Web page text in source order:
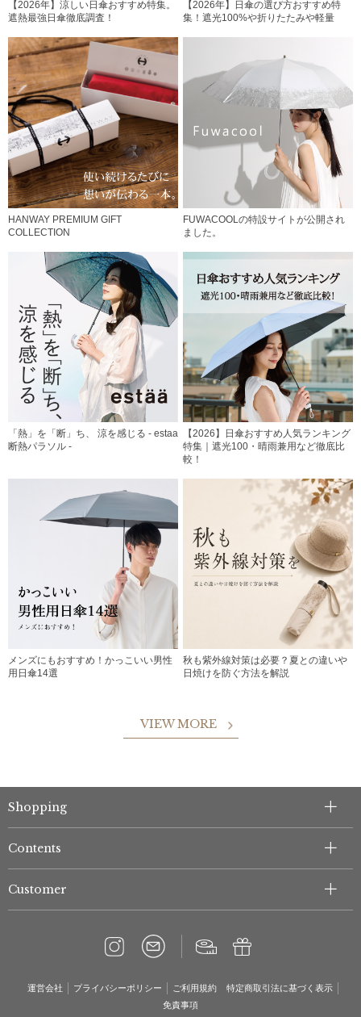
【2026年】涼しい日傘おすすめ特集。
遮熱最強日傘徹底調査！
【2026年】日傘の選び方おすすめ特
集！遮光100%や折りたたみや軽量
HANWAY PREMIUM GIFT
COLLECTION
FUWACOOLの特設サイトが公開され
ました。
「熱」を「断」ち、 涼を感じる - estaa
断熱パラソル -
【2026】日傘おすすめ人気ランキング
特集｜遮光100・晴雨兼用など徹底比
較！
メンズにもおすすめ！かっこいい男性
用日傘14選
秋も紫外線対策は必要？夏との違いや
日焼けを防ぐ方法を解説
VIEW MORE
Shopping
Contents
Customer
運営会社 プライバシーポリシー ご利用規約
特定商取引法に基づく表示
免責事項